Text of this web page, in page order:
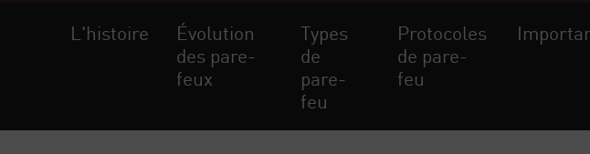
Remédiation sûre
Workforce AI Security
L'histoire
Évolution
des pare-
feux
Types
de
pare-
feu
Protocoles
de pare-
feu